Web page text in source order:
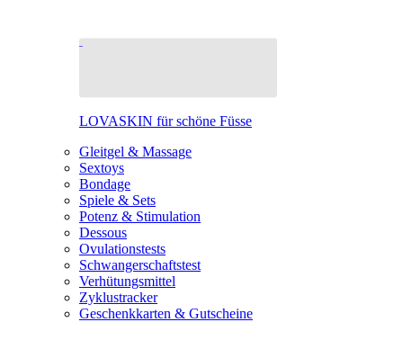
LOVASKIN für schöne Füsse
Gleitgel & Massage
Sextoys
Bondage
Spiele & Sets
Potenz & Stimulation
Dessous
Ovulationstests
Schwangerschaftstest
Verhütungsmittel
Zyklustracker
Geschenkkarten & Gutscheine